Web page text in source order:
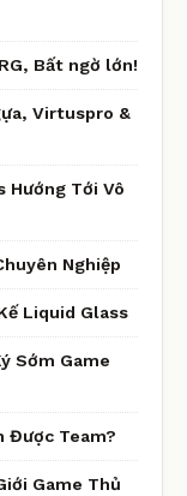
Bất ngờ lớn!
Virtuspro &
Hướng Tới Vô
Nghiệp
Liquid Glass
Sớm Game
Được Team?
Game Thủ